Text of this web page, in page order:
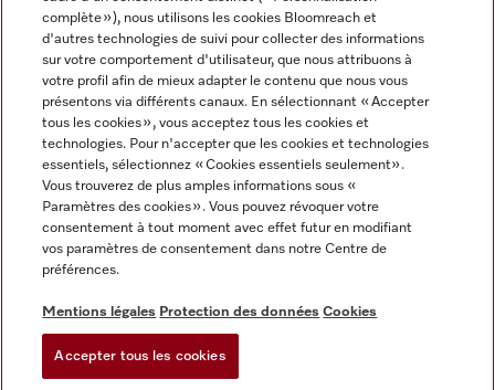
Informations légales
CGV
Conditions d’utilisation
Déclaration d'accessibilité
Digital Services Act
Miele sur Instagram
Miele sur Youtube
complète »), nous utilisons les cookies Bloomreach et
d'autres technologies de suivi pour collecter des informations
sur votre comportement d'utilisateur, que nous attribuons à
votre profil afin de mieux adapter le contenu que nous vous
présentons via différents canaux. En sélectionnant « Accepter
tous les cookies », vous acceptez tous les cookies et
technologies. Pour n'accepter que les cookies et technologies
essentiels, sélectionnez « Cookies essentiels seulement».
Vous trouverez de plus amples informations sous «
Paramètres des cookies ». Vous pouvez révoquer votre
consentement à tout moment avec effet futur en modifiant
vos paramètres de consentement dans notre Centre de
préférences.
Mentions légales Protection des données Cookies
Accepter tous les cookies